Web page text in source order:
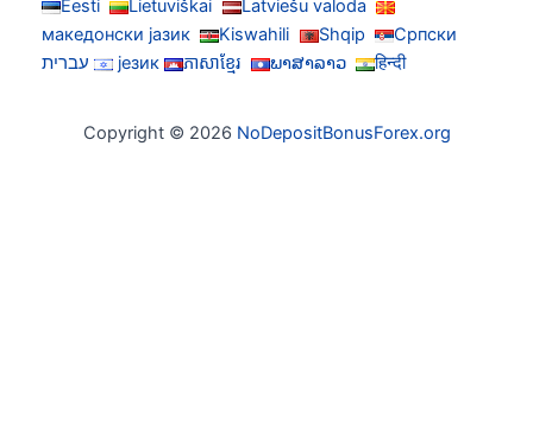
Eesti
Lietuviškai
Latviešu valoda
македонски јазик
Kiswahili Shqip
Српски
језик
ភាសាខ្មែរ ພາສາລາວ हिन्दी עברית
Copyright © 2026NoDepositBonusForex.org